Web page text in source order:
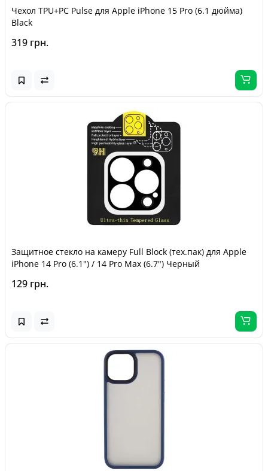
Чехол TPU+PC Pulse для Apple iPhone 15 Pro (6.1 дюйма)
Black
319 грн.
Защитное стекло на камеру Full Block (тех.пак) для Apple
iPhone 14 Pro (6.1") / 14 Pro Max (6.7") Черный
129 грн.